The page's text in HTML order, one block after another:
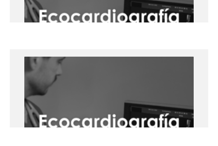
+info
Ecocardiografía Clínica Práctica
(nivel medio) – 21 de marzo
Universidad de Lleida
+info